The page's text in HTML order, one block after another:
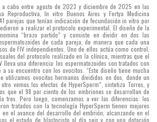
a cabo entre agosto de 2023 y diciembre de 2025 en las
Reproductiva, In vitro Buenos Aires y Fertya Medicina
parejas que tenían indicación de fecundación in vitro por
a realizar el protocolo experimental. El diseño de la
“brazo partido” y consiste en dividir en dos las
de cada pareja, de manera que cada una
de FIV independientes. Uno de ellos actúa como control,
del protocolo realizado en la clínica, mientras que el
lleva una diferencia: los espermatozoides son tratados con
a su encuentro con los ovocitos. “Este diseño tiene mucha
utilizamos ovocitos hermanos divididos en dos, donde un
vemos los efectos de HyperSperm”, sintetiza Torres, y
que el 98 por ciento de los embriones se desarrollan de
tres. Pero luego, comenzamos a ver las diferencias: los
tratados con la tecnología HyperSperm tienen mejores
en el avance del desarrollo del embrión, alcanzando en el
el estado de blastocisto al día seis y con una dotación